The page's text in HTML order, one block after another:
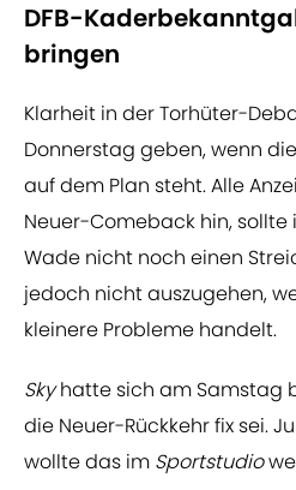
DFB-
bringen
Klarheit in der Torhüter-
Donnerstag geben, wenn
auf dem Plan steht. Alle
Neuer-Comeback hin,
Wade nicht noch einen
jedoch nicht auszugehen,
kleinere Probleme handelt.
Skyhatte sich am Samstag
die Neuer-Rückkehr fix sei.
wollte das im Sportstudio